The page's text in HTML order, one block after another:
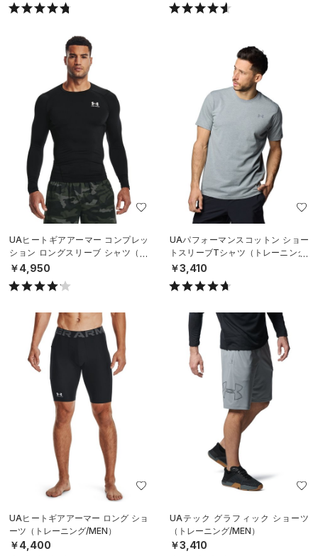
UAヒートギアアーマー コンプレッ
ション ロングスリーブ シャツ（ト
レーニング/MEN）
￥4,950
UAパフォーマンスコットン ショー
トスリーブTシャツ（トレーニング/
MEN）
￥3,410
UAヒートギアアーマー ロング ショ
ーツ（トレーニング/MEN）
￥4,400
UAテック グラフィック ショーツ
（トレーニング/MEN）
￥3,410